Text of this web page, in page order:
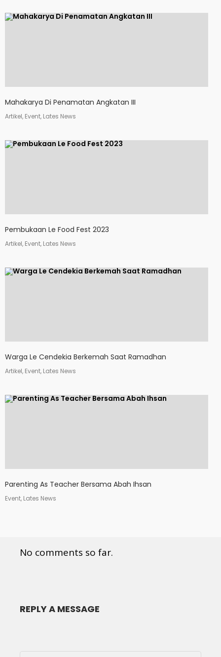
Mahakarya Di Penamatan Angkatan III
Artikel, Event, Lates News
Pembukaan Le Food Fest 2023
Artikel, Event, Lates News
Warga Le Cendekia Berkemah Saat Ramadhan
Artikel, Event, Lates News
Parenting As Teacher Bersama Abah Ihsan
Event, Lates News
No comments so far.
REPLY A MESSAGE